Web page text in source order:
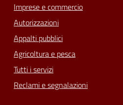
Imprese e commercio
Autorizzazioni
Appalti pubblici
Agricoltura e pesca
Tutti i servizi
Reclami e segnalazioni